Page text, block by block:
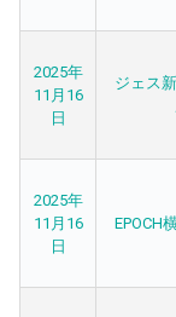
2025年
11月16
日
ジェス
2025年
11月16
日
EPOCH